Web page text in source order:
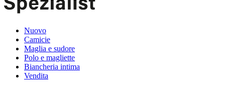
Nuovo
Camicie
Maglia e sudore
Polo e magliette
Biancheria intima
Vendita